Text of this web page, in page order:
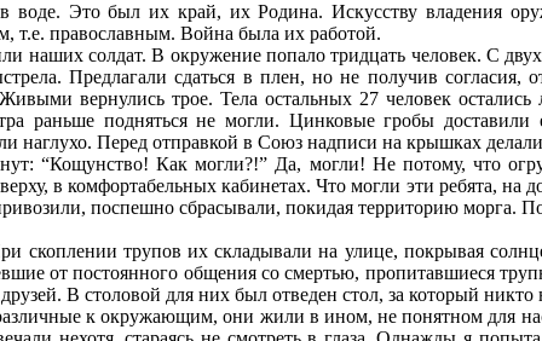
Это был их край, их Родина. Искусству владения
т.е. православным. Война была их работой.
солдат. В окружение попало тридцать человек. С двух
Предлагали сдаться в плен, но не получив согласия,
вернулись трое. Тела остальных 27 человек остались
раньше подняться не могли. Цинковые гробы
наглухо. Перед отправкой в Союз надписи на крышках
“Кощунство! Как могли?!” Да, могли! Не потому, что
в комфортабельных кабинетах. Что могли эти ребята, на
поспешно сбрасывали, покидая территорию морга.
трупов их складывали на улице, покрывая
от постоянного общения со смертью, пропитавшиеся
В столовой для них был отведен стол, за который
к окружающим, они жили в ином, не понятном для